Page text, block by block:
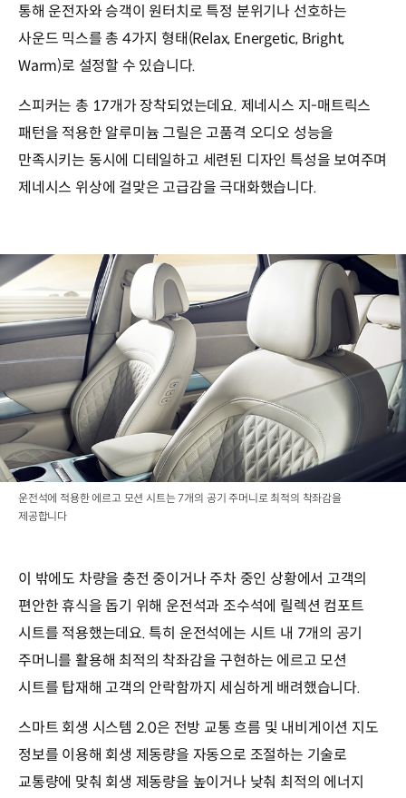
통해 운전자와 승객이 원터치로 특정 분위기나 선호하는
사운드 믹스를 총 4가지 형태(Relax, Energetic, Bright,
Warm)로 설정할 수 있습니다.
스피커는 총 17개가 장착되었는데요. 제네시스 지-매트릭스
패턴을 적용한 알루미늄 그릴은 고품격 오디오 성능을
만족시키는 동시에 디테일하고 세련된 디자인 특성을 보여주며
제네시스 위상에 걸맞은 고급감을 극대화했습니다.
운전석에 적용한 에르고 모션 시트는 7개의 공기 주머니로 최적의 착좌감을
제공합니다
이 밖에도 차량을 충전 중이거나 주차 중인 상황에서 고객의
편안한 휴식을 돕기 위해 운전석과 조수석에 릴렉션 컴포트
시트를 적용했는데요. 특히 운전석에는 시트 내 7개의 공기
주머니를 활용해 최적의 착좌감을 구현하는 에르고 모션
시트를 탑재해 고객의 안락함까지 세심하게 배려했습니다.
스마트 회생 시스템 2.0은 전방 교통 흐름 및 내비게이션 지도
정보를 이용해 회생 제동량을 자동으로 조절하는 기술로
교통량에 맞춰 회생 제동량을 높이거나 낮춰 최적의 에너지